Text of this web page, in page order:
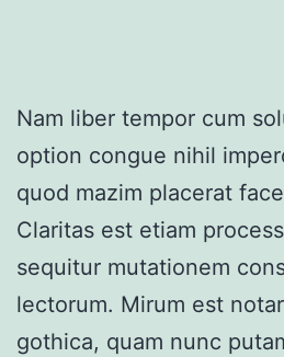
Nam liber tempor cum
option congue nihil
quod mazim placerat
Claritas est etiam
sequitur mutationem
lectorum. Mirum est
gothica, quam nunc